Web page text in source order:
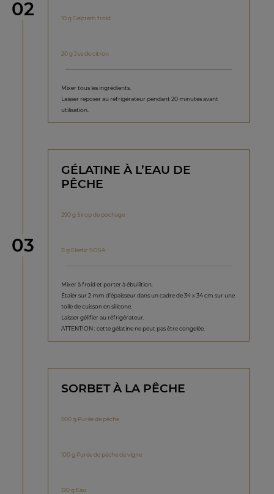
étape
02 10 g Gelcrem froid
20 g Jus de citron
Mixer tous les ingrédients.
Laisser reposer au réfrigérateur pendant 20 minutes avant
utilisation.
étape
03
GÉLATINE À L’EAU DE
PÊCHE
290 g Sirop de pochage
11 g Elastic SOSA
Mixer à froid et porter à ébullition.
Étaler sur 2 mm d’épaisseur dans un cadre de 34 x 34 cm sur une
toile de cuisson en silicone.
Laisser gélifier au réfrigérateur.
ATTENTION : cette gélatine ne peut pas être congelée.
SORBET À LA PÊCHE
500 g Purée de pêche
100 g Purée de pêche de vigne
120 g Eau